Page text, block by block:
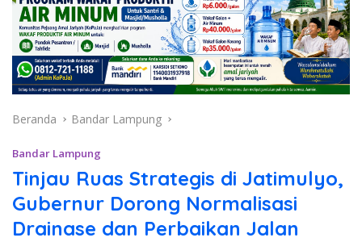
Beranda Bandar Lampung
Bandar Lampung
Tinjau Ruas Strategis di Jatimulyo,
Gubernur Dorong Normalisasi
Drainase dan Perbaikan Jalan